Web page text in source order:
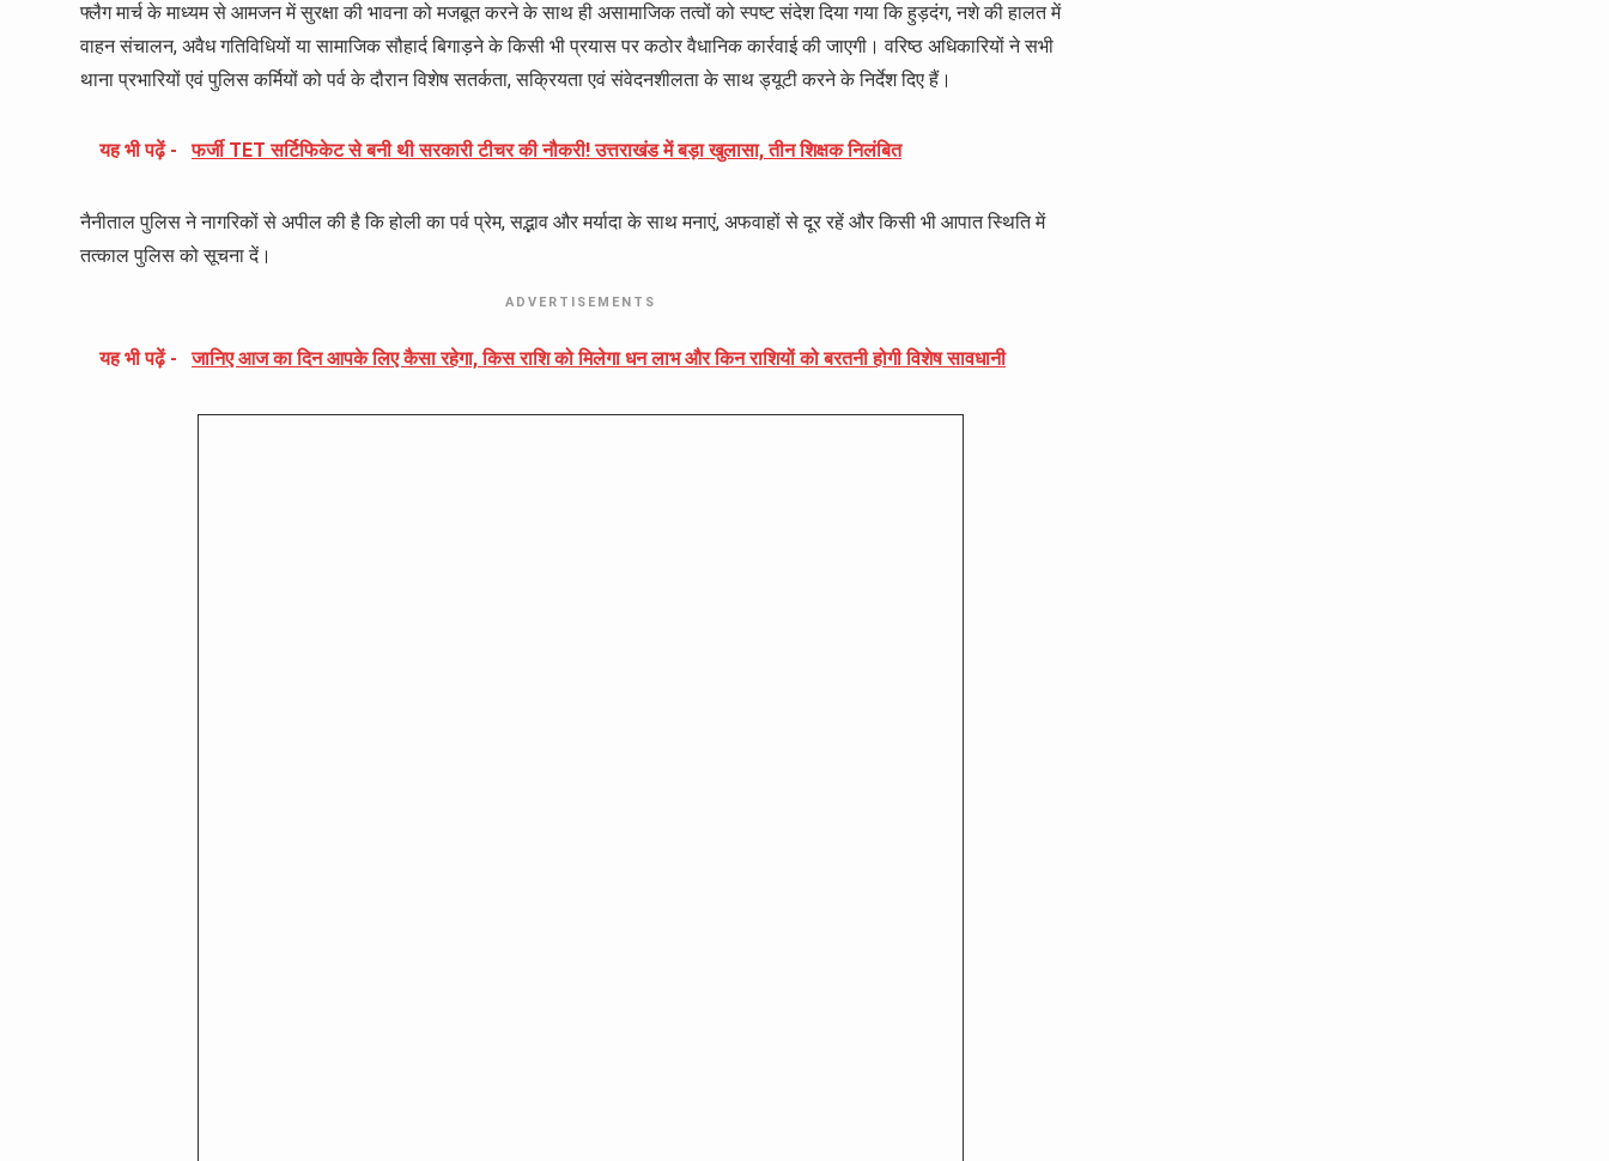
फ्लैग मार्च के माध्यम से आमजन में सुरक्षा की भावना को मजबूत करने के साथ ही असामाजिक तत्वों को स्पष्ट संदेश दिया गया कि हुड़दंग, नशे की हालत में
वाहन संचालन, अवैध गतिविधियों या सामाजिक सौहार्द बिगाड़ने के किसी भी प्रयास पर कठोर वैधानिक कार्रवाई की जाएगी। वरिष्ठ अधिकारियों ने सभी
थाना प्रभारियों एवं पुलिस कर्मियों को पर्व के दौरान विशेष सतर्कता, सक्रियता एवं संवेदनशीलता के साथ ड्यूटी करने के निर्देश दिए हैं।
यह भी पढ़ें - फर्जी TET सर्टिफिकेट से बनी थी सरकारी टीचर की नौकरी! उत्तराखंड में बड़ा खुलासा, तीन शिक्षक निलंबित
नैनीताल पुलिस ने नागरिकों से अपील की है कि होली का पर्व प्रेम, सद्भाव और मर्यादा के साथ मनाएं, अफवाहों से दूर रहें और किसी भी आपात स्थिति में
तत्काल पुलिस को सूचना दें।
ADVERTISEMENTS
यह भी पढ़ें - जानिए आज का दिन आपके लिए कैसा रहेगा, किस राशि को मिलेगा धन लाभ और किन राशियों को बरतनी होगी विशेष सावधानी